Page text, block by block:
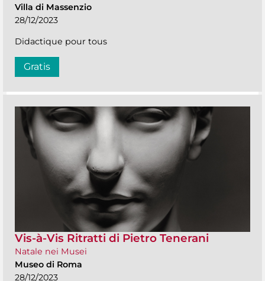
Villa di Massenzio
28/12/2023
Didactique pour tous
Gratis
Vis-à-Vis Ritratti di Pietro Tenerani
Natale nei Musei
Museo di Roma
28/12/2023